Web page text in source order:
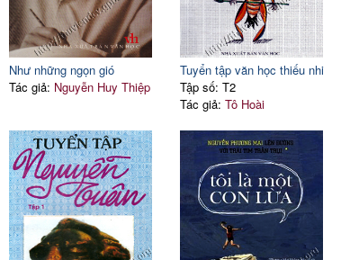
Như những ngọn gió
Tác giả: Nguyễn Huy Thiệp
Tuyển tập văn học thiếu nhi
Tập số: T2
Tác giả: Tô Hoài